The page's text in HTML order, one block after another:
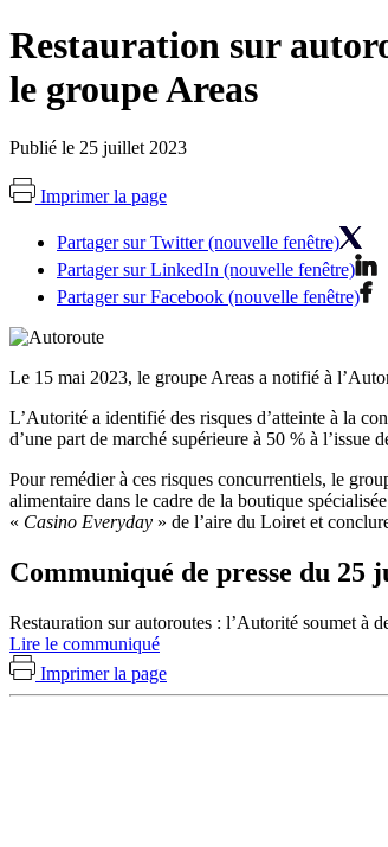
Restauration sur
le groupe Areas
Publié le 25 juillet 2023
Imprimer la page
Partager sur Twitter (nouvelle fenêtre)
Partager sur LinkedIn (nouvelle fenêtre)
Partager sur Facebook (nouvelle fenêtre)
Le 15 mai 2023, le groupe Areas a notifié à
L’Autorité a identifié des risques d’atteinte à la
d’une part de marché supérieure à 50 % à
Pour remédier à ces risques concurrentiels, le
alimentaire dans le cadre de la boutique
« Casino Everyday » de l’aire du Loiret et
Communiqué de presse du 25
Restauration sur autoroutes : l’Autorité soumet à
Lire le communiqué
Imprimer la page